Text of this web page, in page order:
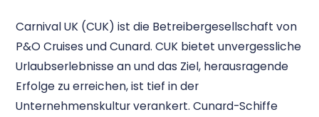
Carnival UK (CUK) ist die Betreibergesellschaft von
P&O Cruises und Cunard. CUK bietet unvergessliche
Urlaubserlebnisse an und das Ziel, herausragende
Erfolge zu erreichen, ist tief in der
Unternehmenskultur verankert. Cunard-Schiffe